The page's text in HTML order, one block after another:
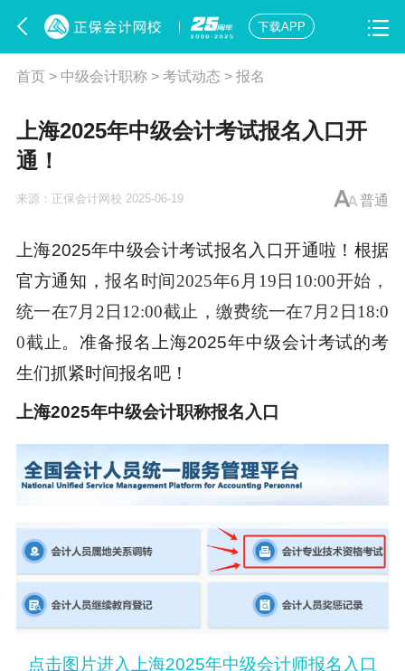
下载APP
首页> 中级会计职称> 考试动态 > 报名
上海2025年中级会计考试报名入口开
通！
普通
来源： 正保会计网校 2025-06-19
上海2025年中级会计考试报名入口开通啦！根据
官方通知，报名时间2025年6月19日10:00开始，
统一在7月2日12:00截止，缴费统一在7月2日18:0
0截止。准备报名上海2025年中级会计考试的考
生们抓紧时间报名吧！
上海2025年中级会计职称报名入口
点击图片进入上海2025年中级会计师报名入口